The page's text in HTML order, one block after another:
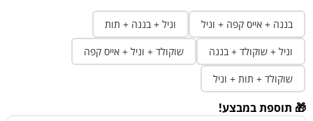
בננה + אייס קפה + וניל וניל + בננה + תות
וניל + שוקולד + בננה שוקולד + וניל + אייס קפה
שוקולד + תות + וניל
🎁 תוספת במבצע!